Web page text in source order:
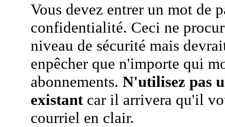
Vous devez entrer un mot de
confidentialité. Ceci ne
niveau de sécurité mais
enpêcher que n'importe qui
abonnements. N'utilisez pas
existantcar il arrivera qu'il
courriel en clair.